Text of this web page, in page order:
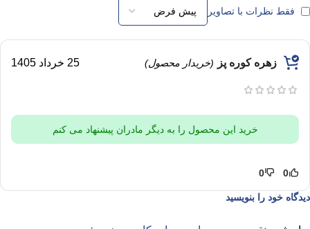
فقط نظرات با تصاویر
زهره کوره پز (خریدار محصول) 25 خرداد 1405
خرید این محصول را به دیگر مادران پیشنهاد می کنم
0
0
دیدگاه خود را بنویسید